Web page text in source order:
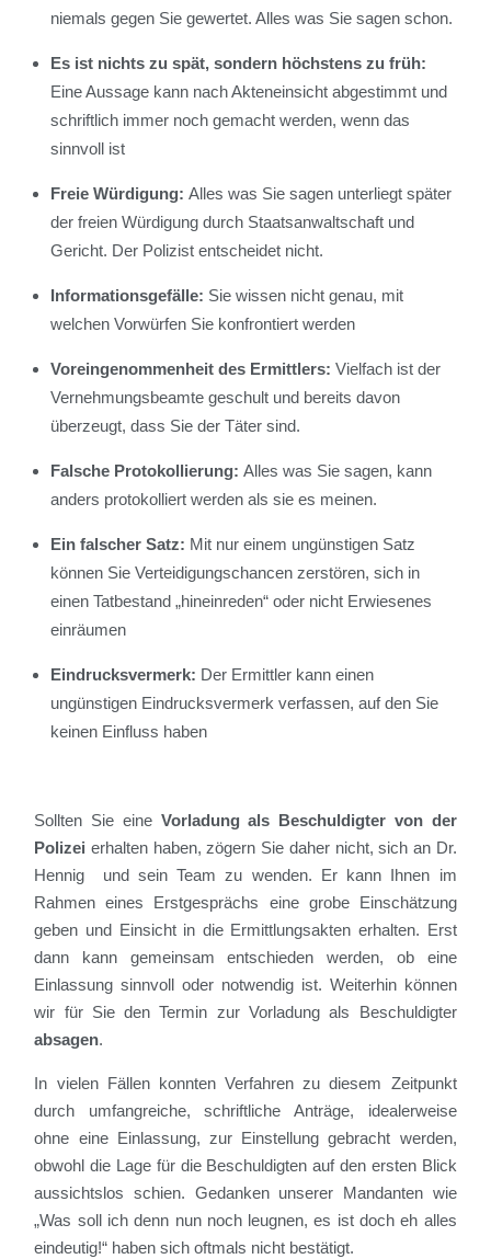
niemals gegen Sie gewertet. Alles was Sie sagen schon.
Es ist nichts zu spät, sondern höchstens zu früh:
Eine Aussage kann nach Akteneinsicht abgestimmt und
schriftlich immer noch gemacht werden, wenn das
sinnvoll ist
Freie Würdigung:Alles was Sie sagen unterliegt später
der freien Würdigung durch Staatsanwaltschaft und
Gericht. Der Polizist entscheidet nicht.
Informationsgefälle: Sie wissen nicht genau, mit
welchen Vorwürfen Sie konfrontiert werden
Voreingenommenheit des Ermittlers:Vielfach ist der
Vernehmungsbeamte geschult und bereits davon
überzeugt, dass Sie der Täter sind.
Falsche Protokollierung:Alles was Sie sagen, kann
anders protokolliert werden als sie es meinen.
Ein falscher Satz: Mit nur einem ungünstigen Satz
können Sie Verteidigungschancen zerstören, sich in
einen Tatbestand „hineinreden“ oder nicht Erwiesenes
einräumen
Eindrucksvermerk: Der Ermittler kann einen
ungünstigen Eindrucksvermerk verfassen, auf den Sie
keinen Einfluss haben
Sollten Sie eine Vorladung als Beschuldigter von der
Polizei erhalten haben, zögern Sie daher nicht, sich an Dr.
Hennig und sein Team zu wenden. Er kann Ihnen im
Rahmen eines Erstgesprächs eine grobe Einschätzung
geben und Einsicht in die Ermittlungsakten erhalten. Erst
dann kann gemeinsam entschieden werden, ob eine
Einlassung sinnvoll oder notwendig ist. Weiterhin können
wir für Sie den Termin zur Vorladung als Beschuldigter
absagen.
In vielen Fällen konnten Verfahren zu diesem Zeitpunkt
durch umfangreiche, schriftliche Anträge, idealerweise
ohne eine Einlassung, zur Einstellung gebracht werden,
obwohl die Lage für die Beschuldigten auf den ersten Blick
aussichtslos schien. Gedanken unserer Mandanten wie
„Was soll ich denn nun noch leugnen, es ist doch eh alles
eindeutig!“ haben sich oftmals nicht bestätigt.